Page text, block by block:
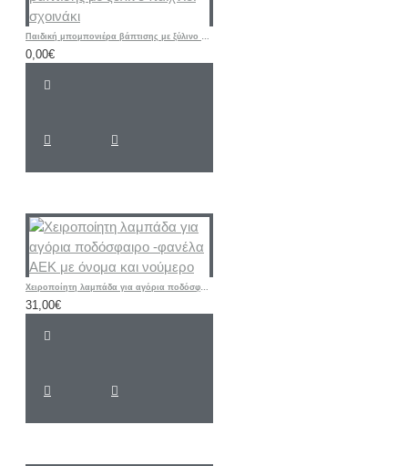
Παιδική μπομπονιέρα βάπτισης με ξύλινο παιχνίδι σχοινάκι
0,00€
Χειροποίητη λαμπάδα για αγόρια ποδόσφαιρο -φανέλα ΑΕΚ με όνομα και νούμερο
31,00€